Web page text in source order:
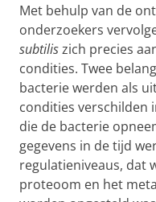
Met behulp van de
onderzoekers
subtiliszich precies
condities. Twee
bacterie werden als
condities verschilden
die de bacterie
gegevens in de tijd
regulatieniveaus, dat
proteoom en het